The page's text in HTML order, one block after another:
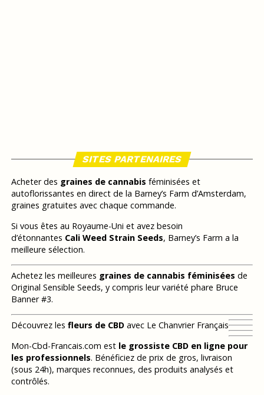
SITES PARTENAIRES
Acheter des graines de cannabis féminisées et
autoflorissantes en direct de la Barney’s Farm d’Amsterdam,
graines gratuites avec chaque commande.
Si vous êtes au Royaume-Uni et avez besoin
d’étonnantes Cali Weed Strain Seeds, Barney’s Farm a la
meilleure sélection.
Achetez les meilleures graines de cannabis féminisées de
Original Sensible Seeds, y compris leur variété phare Bruce
Banner #3.
Découvrez les fleurs de CBDavec Le Chanvrier Français
Mon-Cbd-Francais.com est le grossiste CBD en ligne pour
les professionnels. Bénéficiez de prix de gros, livraison
(sous 24h), marques reconnues, des produits analysés et
contrôlés.